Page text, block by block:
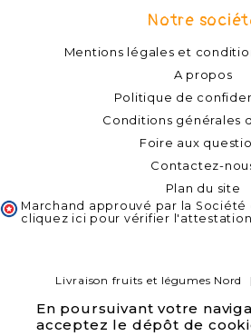
En poursuivant votre
acceptez le dépôt de
Notre
Mentions légales et
A propos
Politique de
Conditions générales
Foire aux
Contactez-
Plan du site
Marchand approuvé par la Société
cliquez ici pour vérifier l'attestation
Livraison fruits et légumes Nord
Bondues
Marcq-en-Baroeul
Verlinghem
Quesnoy